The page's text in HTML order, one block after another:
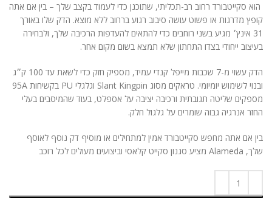
כל
האפשרויות
הצהרת נגישות
הוא סקייטבורד רחוב רב-תכליתי, שתוכנן כדי לעמוד בקצב שלך – בין אם אתה
קופץ מדרגות או פשוט עושה סיבוב רגוע ברחוב ללא מוצא. הדק שלו באורך
31 אינץ׳ מגיע בשני רוחבים כדי להתאים להעדפות הרכיבה שלך, ולבחירה
בעיצוב ייחודי בצדו התחתון שלא תמצא בשום מקום אחר.
הדק עשוי מ-7 שכבות מייפל קנדי עמיד, מספיק חזק כדי לשאת עד 100 ק״ג
ובנוי לשימוש יומיומי. טראקים מסוג Slant Kingpin וגלגלי PU בקשיחות 95A
מספקים שליטה תגובתית ורכיבה יציבה על אספלט, בעוד שהמיסבים בעלי
החזר אנרגיה גבוה שומרים על גלגול חלק.
בין אם אתה מחפש סקייטבורד אמין למתחילים או מוסיף דק נוסף לאוסף
שלך, Alameda מציע סגנון סקייט קלאסי וביצועים מעולים לכל רוכב